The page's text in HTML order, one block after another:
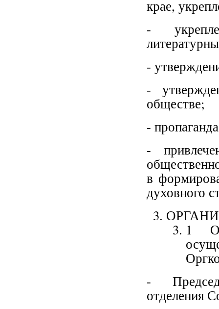
крае,
-
-
-
обществе;
-
-
в
духовного
1
-
отделения